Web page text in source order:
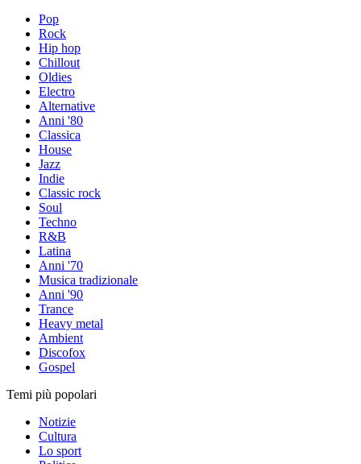
Pop
Rock
Hip hop
Chillout
Oldies
Electro
Alternative
Anni '80
Classica
House
Jazz
Indie
Classic rock
Soul
Techno
R&B
Latina
Anni '70
Musica tradizionale
Anni '90
Trance
Heavy metal
Ambient
Discofox
Gospel
Temi più popolari
Notizie
Cultura
Lo sport